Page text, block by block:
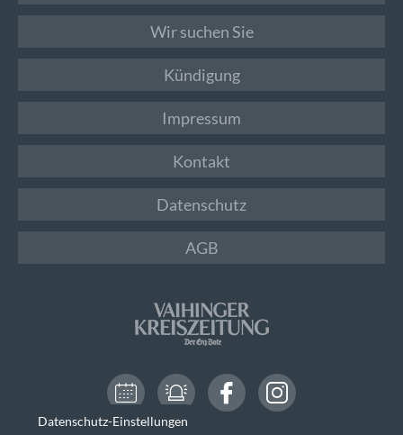
Wir suchen Sie
Kündigung
Impressum
Kontakt
Datenschutz
AGB
Datenschutz-Einstellungen